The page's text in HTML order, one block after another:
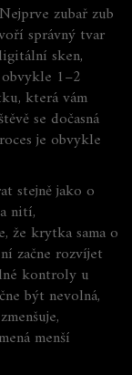
zubař zub
správný tvar
sken,
1–2
která vám
se dočasná
je obvykle
stejně jako o
nití,
že krytka sama o
začne rozvíjet
kontroly u
být nevolná,
menší